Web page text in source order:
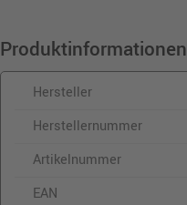
Produktinformationen
Hersteller
Herstellernummer
Artikelnummer
EAN